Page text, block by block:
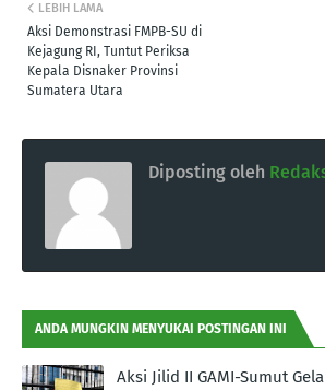
LEBIH LAMA
Aksi Demonstrasi FMPB-SU di
Kejagung RI, Tuntut Periksa
Kepala Disnaker Provinsi
Sumatera Utara
Diposting oleh
ANDA MUNGKIN MENYUKAI POSTINGAN INI
Aksi Jilid II GAMI-Sumut